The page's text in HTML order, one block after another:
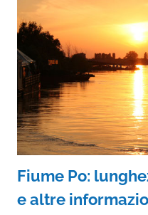
Fiume Po:
e altre